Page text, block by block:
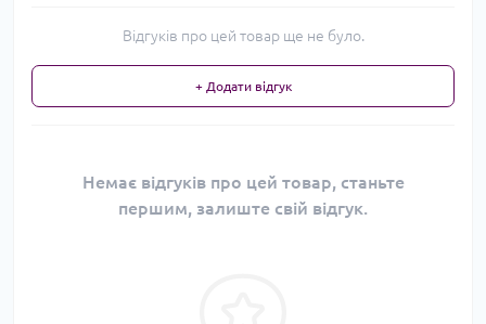
Відгуків про цей товар ще не було.
+ Додати відгук
Немає відгуків про цей товар, станьте
першим, залиште свій відгук.